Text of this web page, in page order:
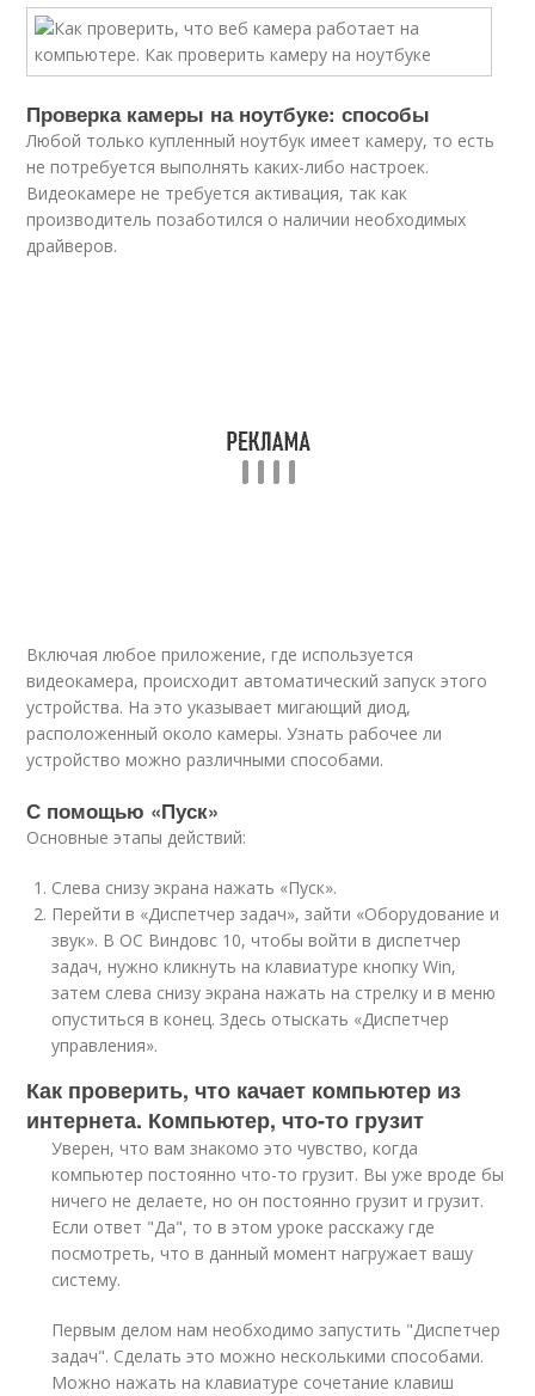
Проверка камеры на ноутбуке: способы
Любой только купленный ноутбук имеет камеру, то есть
не потребуется выполнять каких-либо настроек.
Видеокамере не требуется активация, так как
производитель позаботился о наличии необходимых
драйверов.
Включая любое приложение, где используется
видеокамера, происходит автоматический запуск этого
устройства. На это указывает мигающий диод,
расположенный около камеры. Узнать рабочее ли
устройство можно различными способами.
С помощью «Пуск»
Основные этапы действий:
Слева снизу экрана нажать «Пуск».
Перейти в «Диспетчер задач», зайти «Оборудование и
звук». В ОС Виндовс 10, чтобы войти в диспетчер
задач, нужно кликнуть на клавиатуре кнопку Win,
затем слева снизу экрана нажать на стрелку и в меню
опуститься в конец. Здесь отыскать «Диспетчер
управления».
Как проверить, что качает компьютер из
интернета. Компьютер, что-то грузит
Уверен, что вам знакомо это чувство, когда
компьютер постоянно что-то грузит. Вы уже вроде бы
ничего не делаете, но он постоянно грузит и грузит.
Если ответ "Да", то в этом уроке расскажу где
посмотреть, что в данный момент нагружает вашу
систему.
Первым делом нам необходимо запустить "Диспетчер
задач". Сделать это можно несколькими способами.
Можно нажать на клавиатуре сочетание клавиш